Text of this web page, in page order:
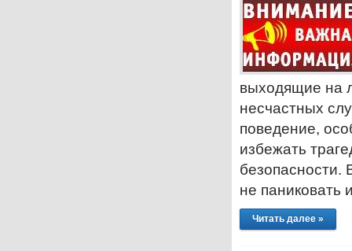
выходящие на
несчастных
поведение,
избежать
безопасности.
не паниковать
Читать далее »